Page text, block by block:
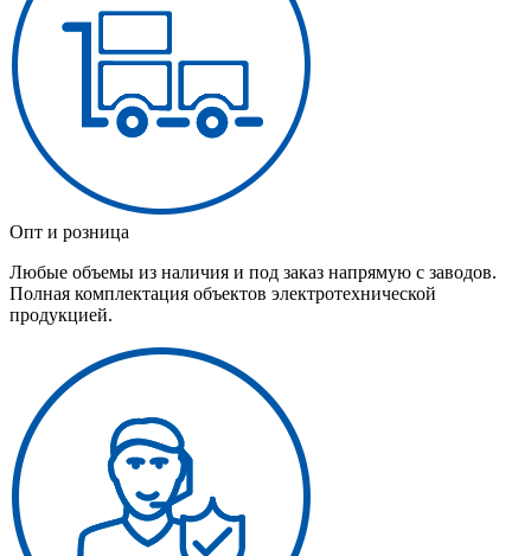
Опт и розница
Любые объемы из наличия и под заказ напрямую с заводов.
Полная комплектация объектов электротехнической
продукцией.